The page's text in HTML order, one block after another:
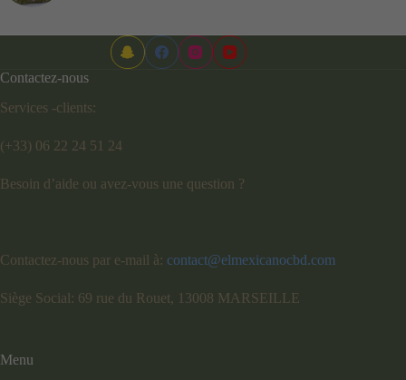
Contactez-nous
Services -clients:
(+33) 06 22 24 51 24
Besoin d’aide ou avez-vous une question ?
Contactez-nous par e-mail à: contact@elmexicanocbd.com
Siège Social: 69 rue du Rouet, 13008 MARSEILLE
Menu